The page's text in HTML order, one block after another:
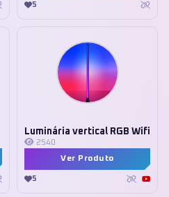
5
Luminária vertical RGB Wifi
2540
Ver Produto
5